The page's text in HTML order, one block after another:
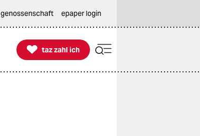
genossenschaft epaper login

taz zahl ich
taz zahl ich